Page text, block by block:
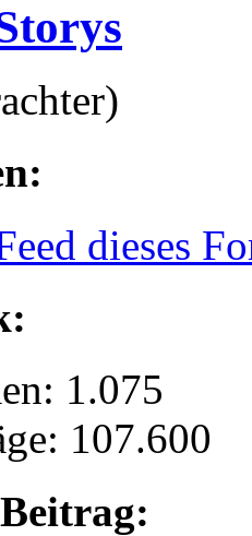
dieses
1.075
107.600